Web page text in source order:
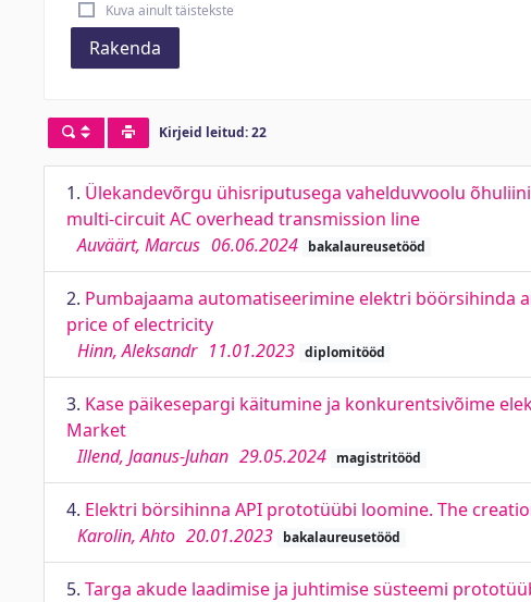
Kuva ainult täistekste
Rakenda
Kirjeid leitud: 22
1. Ülekandevõrgu ühisriputusega vahelduvvoolu
multi-circuit AC overhead transmission line
Auväärt, Marcus 06.06.2024 bakalaureusetööd
2. Pumbajaama automatiseerimine elektri böörsihinda
price of electricity
Hinn, Aleksandr 11.01.2023 diplomitööd
3. Kase päikesepargi käitumine ja konkurentsivõime
Market
Illend, Jaanus-Juhan 29.05.2024 magistritööd
4. Elektri börsihinna API prototüübi loomine. The
Karolin, Ahto 20.01.2023 bakalaureusetööd
5. Targa akude laadimise ja juhtimise süsteemi